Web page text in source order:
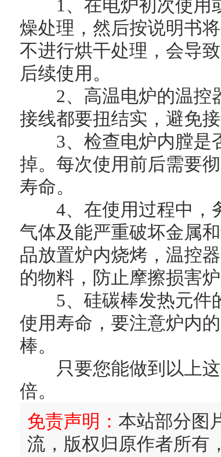
1、在电炉初次使用
燥处理，然后按说明书
不进行烘干处理，会导
后续使用。
2、高温电炉的温控
接线都要扭结实，避免
3、检查电炉内膛是
掉。每次使用前后需要
寿命。
4、在使用过程中，
气体及能严重破坏金属
品放置炉内烧烤，温控
的物料，防止摩擦损害
5、硅碳棒发热元件
使用寿命，要注意炉内
棒。
只要您能做到以上这
倍。
免责声明： 本站部分图
流，版权归原作者所有